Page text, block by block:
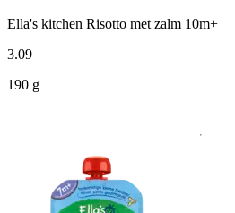
Ella's kitchen Risotto met zalm 10m+
3.09
190 g